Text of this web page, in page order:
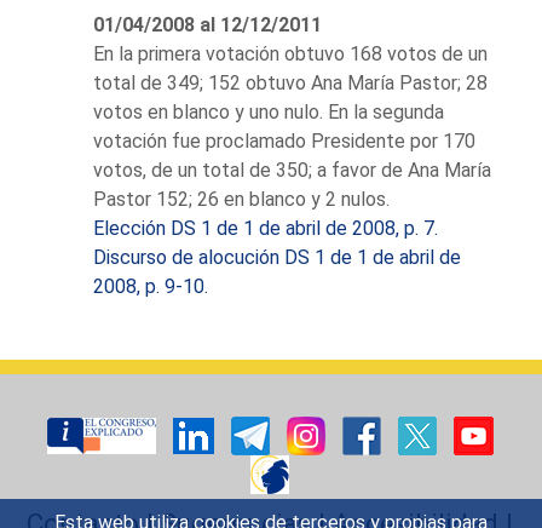
Esta web utiliza cookies de terceros y propias para
estudios ejerció la profesión de
abogado que simultaneó con la
tarea docente en la facultad
de Ciencias Políticas de la
Universidad Complutense y con
su militancia política. Intervino
como letrado de la acusación
particular en el juicio por los
asesinatos de los abogados de
represaliados por su actividad
clandestina Unión Militar
Democrática.
Tras las primeras elecciones
01/04/2008 al 12/12/2011
En la primera votación obtuvo 168 votos de un
total de 349; 152 obtuvo Ana María Pastor; 28
votos en blanco y uno nulo. En la segunda
votación fue proclamado Presidente por 170
votos, de un total de 350; a favor de Ana María
Pastor 152; 26 en blanco y 2 nulos.
Elección DS 1 de 1 de abril de 2008, p. 7.
Discurso de alocución DS 1 de 1 de abril de
2008, p. 9-10.